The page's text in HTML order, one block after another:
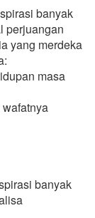
banyak
perjuangan
yang merdeka
masa
banyak